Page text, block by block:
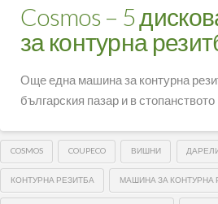
Cosmos – 5
за контурна
Още една машина за контурна
българския пазар и в
COSMOS COUPECO ВИШНИ
КОНТУРНА РЕЗИТБА МАШИНА ЗА КОНТУРНА